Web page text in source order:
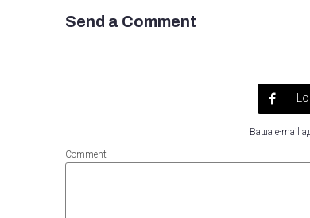
Send a Comment
Ваша e-mail
Comment